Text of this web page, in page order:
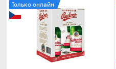
Только онлайн